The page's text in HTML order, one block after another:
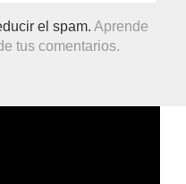
el spam.Aprende
tus comentarios.